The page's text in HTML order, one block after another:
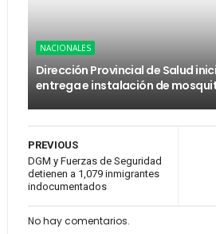
NACIONALES
Dirección Provincial de Salud
entrega e instalación de
PREVIOUS
DGM y Fuerzas de Seguridad
detienen a 1,079 inmigrantes
indocumentados
No hay comentarios.